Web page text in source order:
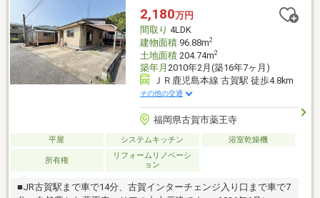
セス可能です。○建物以外の敷地部分がゆとりがある為、趣味や
多用途に活用できます。○リフォームのご提案弊社で承ります。○
是非、お気軽にお問い合わせ下さい。
2,180万円
間取り 4LDK
建物面積96.88m2
土地面積204.74m2
築年月 2010年2月(築16年7ヶ月)
ＪＲ鹿児島本線 古賀駅 徒歩4.8km
その他の交通
福岡県古賀市薬王寺
平屋 システムキッチン 浴室乾燥機
所有権
リフォームリノベーシ
ョン
■JR古賀駅まで車で14分、古賀インターチェンジ入り口まで車で7